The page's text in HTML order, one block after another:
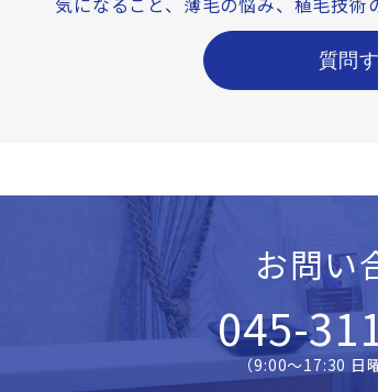
質問
お問い
045-
（9:00〜17:30 日